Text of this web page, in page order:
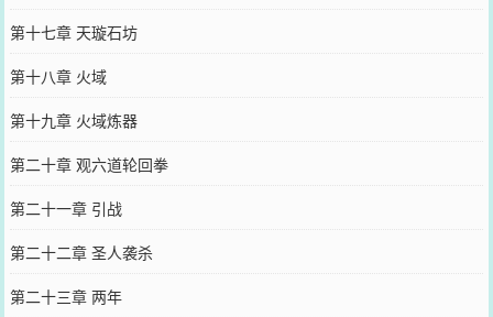
第十七章 天璇石坊
第十八章 火域
第十九章 火域炼器
第二十章 观六道轮回拳
第二十一章 引战
第二十二章 圣人袭杀
第二十三章 两年